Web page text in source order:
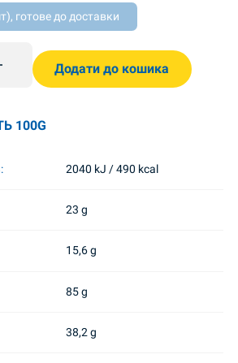
готове до доставки
SuperKontik 90g quantity
Додати до кошика
100G
2040 kJ / 490 kcal
23 g
15,6 g
85 g
38,2 g